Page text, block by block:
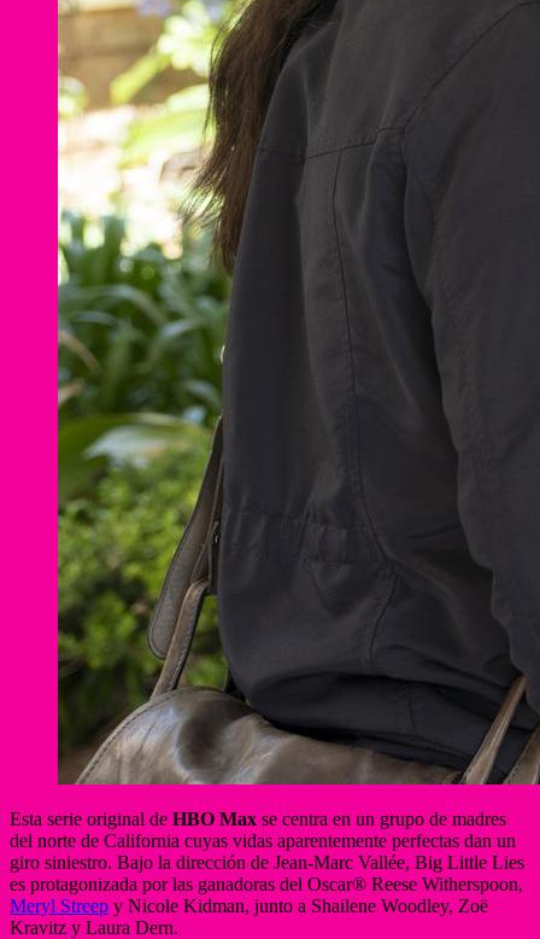
Esta serie original de HBO Max se centra en un grupo de madres
del norte de California cuyas vidas aparentemente perfectas dan un
giro siniestro. Bajo la dirección de Jean-Marc Vallée, Big Little Lies
es protagonizada por las ganadoras del Oscar® Reese Witherspoon,
Meryl Streep y Nicole Kidman, junto a Shailene Woodley, Zoë
Kravitz y Laura Dern.